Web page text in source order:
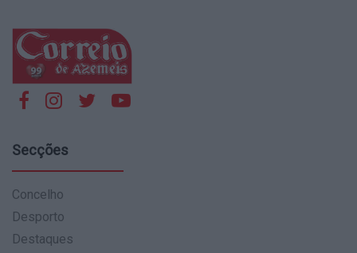
Secções
Concelho
Desporto
Destaques